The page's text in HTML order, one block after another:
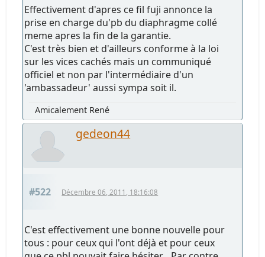
Effectivement d'apres ce fil fuji annonce la
prise en charge du'pb du diaphragme collé
meme apres la fin de la garantie.
C'est très bien et d'ailleurs conforme à la loi
sur les vices cachés mais un communiqué
officiel et non par l'intermédiaire d'un
'ambassadeur' aussi sympa soit il.
Amicalement René
gedeon44
#522 Décembre 06, 2011, 18:16:08
C'est effectivement une bonne nouvelle pour
tous : pour ceux qui l'ont déjà et pour ceux